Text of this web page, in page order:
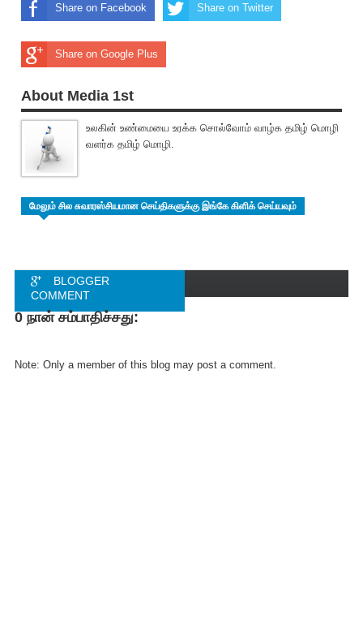
Share on Facebook Share on Twitter
Share on Google Plus
About Media 1st
உலகின் உண்மையை உரக்க சொல்வோம் வாழ்க தமிழ் மொழி
வளர்க தமிழ் மொழி.
மேலும் சில சுவாரஸ்சியமான செய்திகளுக்கு இங்கே கிளிக் செய்யவும்
BLOGGER
COMMENT
FACEBOOK
0 நான் சம்பாதிச்சது:
Note: Only a member of this blog may post a comment.